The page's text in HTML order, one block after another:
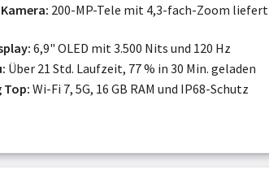
200-MP-Tele mit 4,3-fach-Zoom liefert
6,9" OLED mit 3.500 Nits und 120 Hz
Über 21 Std. Laufzeit, 77 % in 30 Min. geladen
Top Wi-Fi 7, 5G, 16 GB RAM und IP68-Schutz